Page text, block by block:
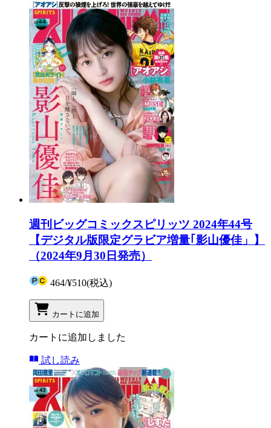
週刊ビッグコミックスピリッツ 2024年44号
【デジタル版限定グラビア増量｢影山優佳」】
（2024年9月30日発売）
464/¥510(税込)
カートに追加
カートに追加しました
試し読み